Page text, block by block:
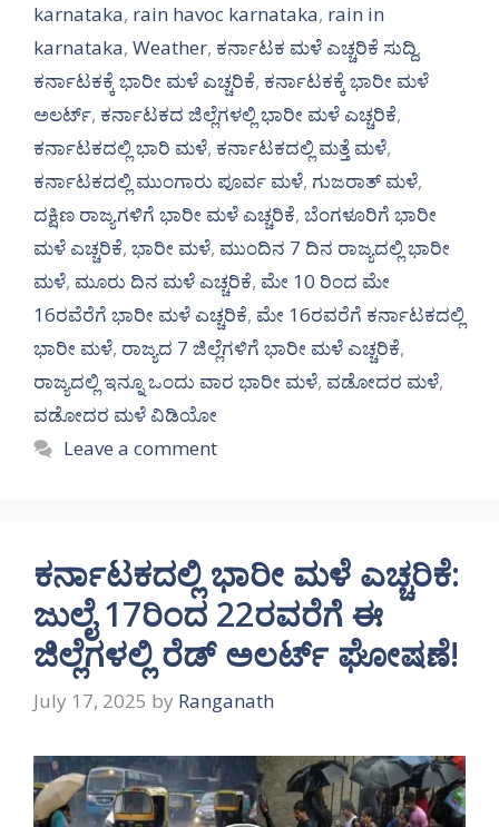
karnataka, rain havoc karnataka, rain in
karnataka, Weather, ಕರ್ನಾಟಕ ಮಳೆ ಎಚ್ಚರಿಕೆ ಸುದ್ದಿ,
ಕರ್ನಾಟಕಕ್ಕೆ ಭಾರೀ ಮಳೆ ಎಚ್ಚರಿಕೆ, ಕರ್ನಾಟಕಕ್ಕೆ ಭಾರೀ ಮಳೆ
ಅಲರ್ಟ್‌, ಕರ್ನಾಟಕದ ಜಿಲ್ಲೆಗಳಲ್ಲಿ ಭಾರೀ ಮಳೆ ಎಚ್ಚರಿಕೆ,
ಕರ್ನಾಟಕದಲ್ಲಿ ಭಾರಿ ಮಳೆ, ಕರ್ನಾಟಕದಲ್ಲಿ ಮತ್ತೆ ಮಳೆ,
ಕರ್ನಾಟಕದಲ್ಲಿ ಮುಂಗಾರು ಪೂರ್ವ ಮಳೆ, ಗುಜರಾತ್ ಮಳೆ,
ದಕ್ಷಿಣ ರಾಜ್ಯಗಳಿಗೆ ಭಾರೀ ಮಳೆ ಎಚ್ಚರಿಕೆ, ಬೆಂಗಳೂರಿಗೆ ಭಾರೀ
ಮಳೆ ಎಚ್ಚರಿಕೆ, ಭಾರೀ ಮಳೆ, ಮುಂದಿನ 7 ದಿನ ರಾಜ್ಯದಲ್ಲಿ ಭಾರೀ
ಮಳೆ, ಮೂರು ದಿನ ಮಳೆ ಎಚ್ಚರಿಕೆ, ಮೇ 10 ರಿಂದ ಮೇ
16ರವೆರೆಗೆ ಭಾರೀ ಮಳೆ ಎಚ್ಚರಿಕೆ, ಮೇ 16ರವರೆಗೆ ಕರ್ನಾಟಕದಲ್ಲಿ
ಭಾರೀ ಮಳೆ, ರಾಜ್ಯದ 7 ಜಿಲ್ಲೆಗಳಿಗೆ ಭಾರೀ ಮಳೆ ಎಚ್ಚರಿಕೆ,
ರಾಜ್ಯದಲ್ಲಿ ಇನ್ನೂ ಒಂದು ವಾರ ಭಾರೀ ಮಳೆ, ವಡೋದರ ಮಳೆ,
ವಡೋದರ ಮಳೆ ವಿಡಿಯೋ
Leave a comment
ಕರ್ನಾಟಕದಲ್ಲಿ ಭಾರೀ ಮಳೆ ಎಚ್ಚರಿಕೆ:
ಜುಲೈ 17ರಿಂದ 22ರವರೆಗೆ ಈ
ಜಿಲ್ಲೆಗಳಲ್ಲಿ ರೆಡ್ ಅಲರ್ಟ್ ಘೋಷಣೆ!
July 17, 2025 by Ranganath